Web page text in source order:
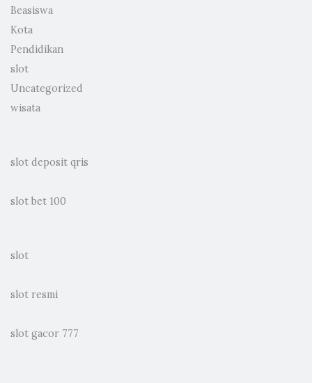
Beasiswa
Kota
Pendidikan
slot
Uncategorized
wisata
slot deposit qris
slot bet 100
slot
slot resmi
slot gacor 777